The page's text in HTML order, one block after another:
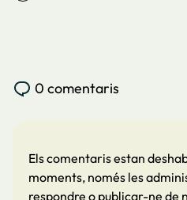
0 comentaris
Els comentaris estan
moments, només les
respondre o publicar-ne de